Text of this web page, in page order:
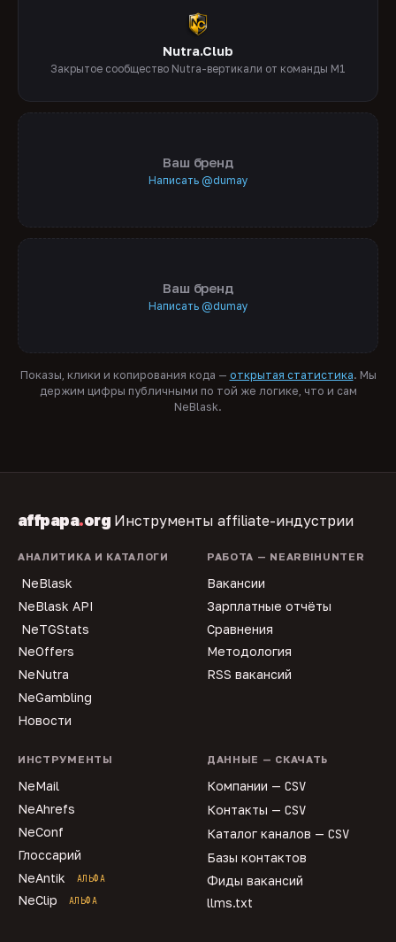
Nutra.Club
Закрытое сообщество Nutra-вертикали от команды M1
Ваш бренд
Написать @dumay
Ваш бренд
Написать @dumay
Показы, клики и копирования кода — открытая статистика. Мы
держим цифры публичными по той же логике, что и сам
NeBlask.
affpapa.org Инструменты affiliate-индустрии
АНАЛИТИКА И КАТАЛОГИ
NeBlask
NeBlask API
NeTGStats
NeOffers
NeNutra
NeGambling
Новости
РАБОТА — NEARBIHUNTER
Вакансии
Зарплатные отчёты
Сравнения
Методология
RSS вакансий
ИНСТРУМЕНТЫ
NeMail
NeAhrefs
NeConf
Глоссарий
NeAntik
АЛЬФА
NeClip АЛЬФА
ДАННЫЕ — СКАЧАТЬ
Компании — CSV
Контакты — CSV
Каталог каналов — CSV
Базы контактов
Фиды вакансий
llms.txt